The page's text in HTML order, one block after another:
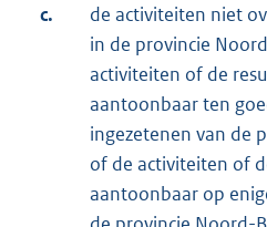
c.
de activiteiten niet
in de provincie
activiteiten of de
aantoonbaar ten
ingezetenen van de
of de activiteiten of
aantoonbaar op